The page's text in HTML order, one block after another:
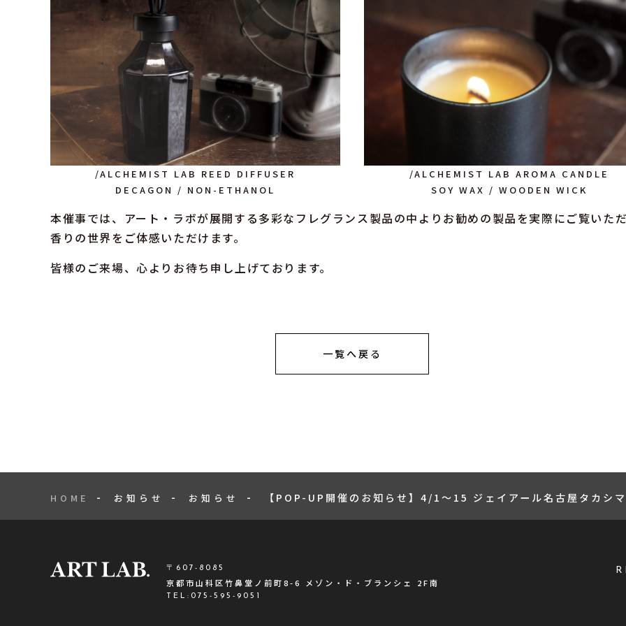
/ALCHEMIST LAB REED DIFFUSER
DECAGON / NON-ETHANOL
/ALCHEMIST LAB AROMA CANDLE
SOY WAX / WOODEN WICK
本催事では、アート・ラボが展開する多彩なフレグランス製品の中よりお勧めの製品を実際にご覧いた
香りの世界をご体感いただけます。
皆様のご来場、心よりお待ち申し上げております。
一覧へ戻る
HOME お知らせ お知らせ 【POP-UP開催のお知らせ】4/1〜15 ジェイアール名古屋タカシ
〒607-8085
京都市山科区竹鼻堂ノ前町8-6 メゾン・ド・ブランシェ 2F南
TEL: 075-595-9051